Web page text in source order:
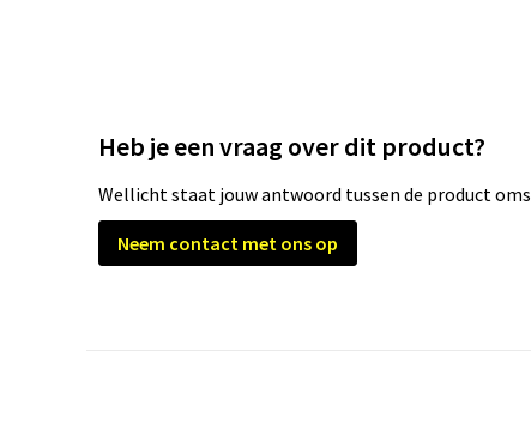
Heb je een vraag over dit product?
Wellicht staat jouw antwoord tussen de product
Neem contact met ons op